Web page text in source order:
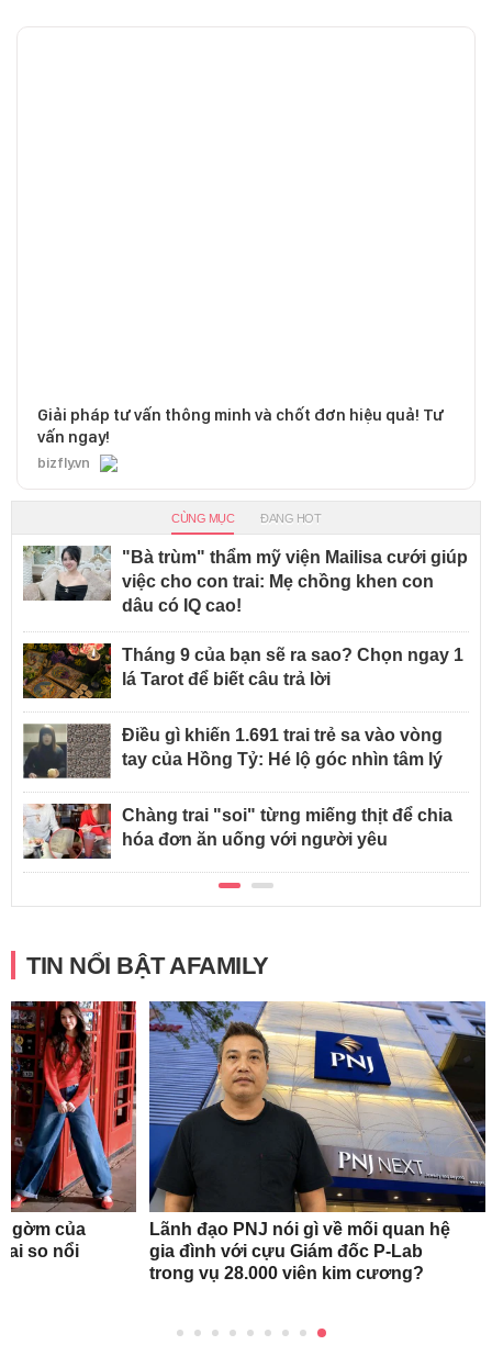
Giải pháp tư vấn thông minh và chốt đơn hiệu quả! Tư
vấn ngay!
bizfly.vn
CÙNG MỤC ĐANG HOT
"Bà trùm" thẩm mỹ viện Mailisa cưới giúp
việc cho con trai: Mẹ chồng khen con
dâu có IQ cao!
Tháng 9 của bạn sẽ ra sao? Chọn ngay 1
lá Tarot để biết câu trả lời
Điều gì khiến 1.691 trai trẻ sa vào vòng
tay của Hồng Tỷ: Hé lộ góc nhìn tâm lý
Chàng trai "soi" từng miếng thịt để chia
hóa đơn ăn uống với người yêu
TIN NỔI BẬT AFAMILY
gờm của
ai so nổi
Lãnh đạo PNJ nói gì về mối quan hệ
gia đình với cựu Giám đốc P-Lab
trong vụ 28.000 viên kim cương?